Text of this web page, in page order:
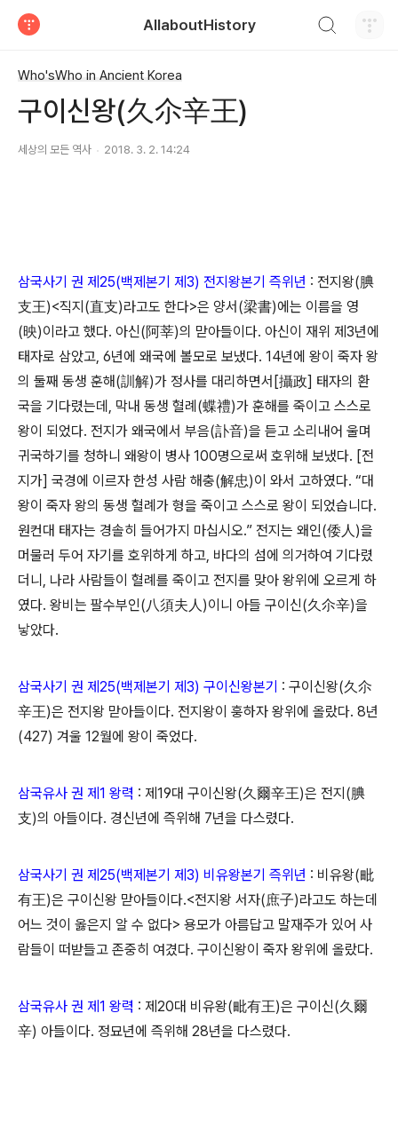
AllaboutHistory
Who'sWho in Ancient Korea
구이신왕(久尒辛王)
세상의 모든 역사 2018. 3. 2. 14:24
삼국사기 권 제25(백제본기 제3) 전지왕본기 즉위년 : 전지왕(腆
支王)<직지(直支)라고도 한다>은 양서(梁書)에는 이름을 영
(映)이라고 했다. 아신(阿莘)의 맏아들이다. 아신이 재위 제3년에
태자로 삼았고, 6년에 왜국에 볼모로 보냈다. 14년에 왕이 죽자 왕
의 둘째 동생 훈해(訓解)가 정사를 대리하면서[攝政] 태자의 환
국을 기다렸는데, 막내 동생 혈례(蝶禮)가 훈해를 죽이고 스스로
왕이 되었다. 전지가 왜국에서 부음(訃音)을 듣고 소리내어 울며
귀국하기를 청하니 왜왕이 병사 100명으로써 호위해 보냈다. [전
지가] 국경에 이르자 한성 사람 해충(解忠)이 와서 고하였다. “대
왕이 죽자 왕의 동생 혈례가 형을 죽이고 스스로 왕이 되었습니다.
원컨대 태자는 경솔히 들어가지 마십시오.” 전지는 왜인(倭人)을
머물러 두어 자기를 호위하게 하고, 바다의 섬에 의거하여 기다렸
더니, 나라 사람들이 혈례를 죽이고 전지를 맞아 왕위에 오르게 하
였다. 왕비는 팔수부인(八須夫人)이니 아들 구이신(久尒辛)을
낳았다.
삼국사기 권 제25(백제본기 제3) 구이신왕본기 : 구이신왕(久尒
辛王)은 전지왕 맏아들이다. 전지왕이 훙하자 왕위에 올랐다. 8년
(427) 겨울 12월에 왕이 죽었다.
삼국유사 권 제1 왕력 : 제19대 구이신왕(久爾辛王)은 전지(腆
支)의 아들이다. 경신년에 즉위해 7년을 다스렸다.
삼국사기 권 제25(백제본기 제3) 비유왕본기 즉위년 : 비유왕(毗
有王)은 구이신왕 맏아들이다.<전지왕 서자(庶子)라고도 하는데
어느 것이 옳은지 알 수 없다> 용모가 아름답고 말재주가 있어 사
람들이 떠받들고 존중히 여겼다. 구이신왕이 죽자 왕위에 올랐다.
삼국유사 권 제1 왕력 : 제20대 비유왕(毗有王)은 구이신(久爾
辛) 아들이다. 정묘년에 즉위해 28년을 다스렸다.